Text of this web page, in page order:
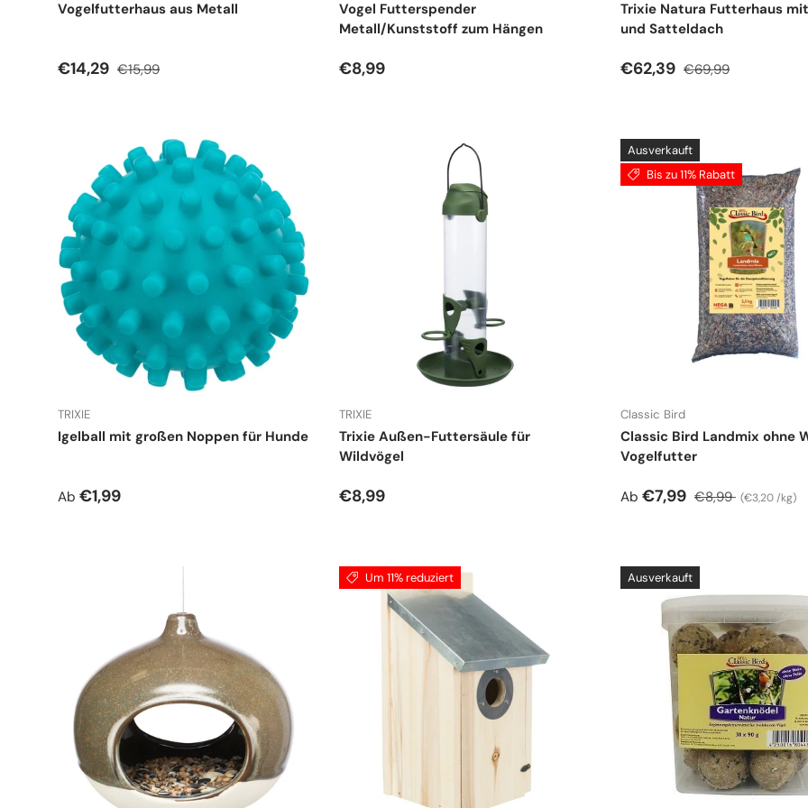
Vogelfutterhaus aus Metall
Verkaufspreis
€14,29 Normaler Preis
€15,99
Vogel Futterspender
Metall/Kunststoff zum Hängen
Normaler Preis
€8,99
Trixie Natura Futterhaus
und Satteldach
Verkaufspreis
€62,39 Normaler Preis
€69,99
TRIXIE
Igelball mit großen Noppen für Hunde
Normaler Preis
Ab €1,99
TRIXIE
Trixie Außen-Futtersäule für
Wildvögel
Normaler Preis
€8,99
Ausverkauft
Bis zu 11% Rabatt
Classic Bird
Classic Bird Landmix ohne
Vogelfutter
Verkaufspreis
Ab €7,99 Normaler Preis
€8,99 Grundpreis
€3,20 /kg
Um 11% reduziert Ausverkauft